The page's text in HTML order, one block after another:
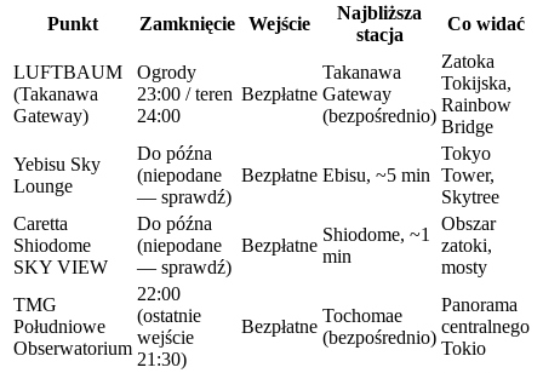
Punkt Zamknięcie Wejście
Najbliższa
stacja
Co widać
LUFTBAUM
(Takanawa
Gateway)
Ogrody
23:00 / teren
24:00
Bezpłatne
Takanawa
Gateway
(bezpośrednio)
Zatoka
Tokijska,
Rainbow
Bridge
Yebisu Sky
Lounge
Do późna
(niepodane
— sprawdź)
Bezpłatne Ebisu, ~5 min
Tokyo
Tower,
Skytree
Caretta
Shiodome
SKY VIEW
Do późna
(niepodane
— sprawdź)
Bezpłatne
Shiodome, ~1
min
Obszar
zatoki,
mosty
TMG
Południowe
Obserwatorium
22:00
(ostatnie
wejście
21:30)
Bezpłatne
Tochomae
(bezpośrednio)
Panorama
centralnego
Tokio